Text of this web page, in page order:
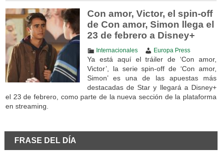
Con amor, Victor, el spin-off
de Con amor, Simon llega el
23 de febrero a Disney+
Internacionales Europa Press
Ya está aquí el tráiler de ‘Con amor,
Victor’, la serie spin-off de ‘Con amor,
Simon’ es una de las apuestas más
destacadas de Star y llegará a Disney+
el 23 de febrero, como parte de la nueva sección de la plataforma
en streaming.
FRASE DEL DÍA